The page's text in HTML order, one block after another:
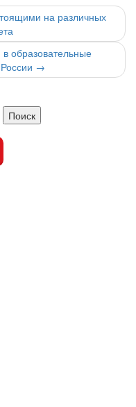
на различных
образовательные
→